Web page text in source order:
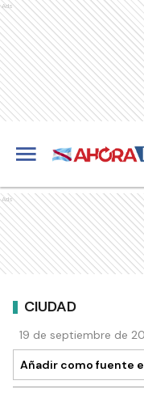
Ads
Ads
CIUDAD
19 de septiembre de
Añadir como fuente